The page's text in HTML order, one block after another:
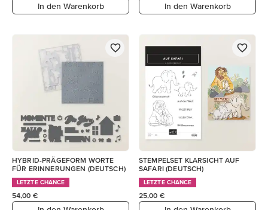
In den Warenkorb In den Warenkorb
HYBRID-PRÄGEFORM WORTE
FÜR ERINNERUNGEN (DEUTSCH)
LETZTE CHANCE
54,00 €
STEMPELSET KLARSICHT AUF
SAFARI (DEUTSCH)
LETZTE CHANCE
25,00 €